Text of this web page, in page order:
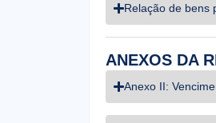
Relação de bens
ANEXOS DA
Anexo II: